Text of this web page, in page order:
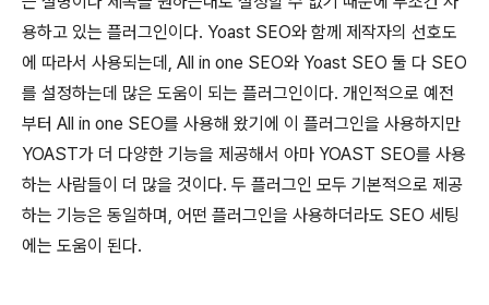
용하고 있는 플러그인이다. Yoast SEO와 함께 제작자의 선호도
에 따라서 사용되는데, All in one SEO와 Yoast SEO 둘 다 SEO
를 설정하는데 많은 도움이 되는 플러그인이다. 개인적으로 예전
부터 All in one SEO를 사용해 왔기에 이 플러그인을 사용하지만
YOAST가 더 다양한 기능을 제공해서 아마 YOAST SEO를 사용
하는 사람들이 더 많을 것이다. 두 플러그인 모두 기본적으로 제공
하는 기능은 동일하며, 어떤 플러그인을 사용하더라도 SEO 세팅
에는 도움이 된다.